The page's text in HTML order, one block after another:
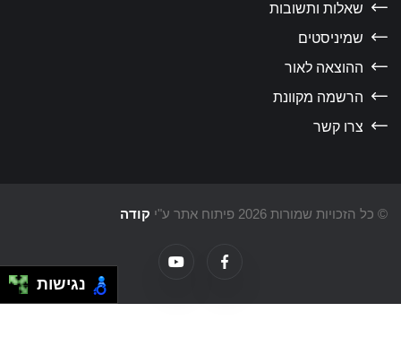
שאלות ותשובות
שמיניסטים
ההוצאה לאור
הרשמה מקוונת
צרו קשר
הזכויות שמורות 2026 פיתוח אתר ע"י קודה
נגישות